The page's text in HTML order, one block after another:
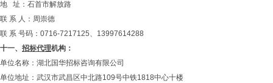
地 址：石首市解放路
联 系 人：周崇德
联 系 号码：0716-7217125、13997614288
十一、 招标代理机构：
单位名称：湖北国华招标咨询有限公司
单位地址：武汉市武昌区中北路109号中铁1818中心十楼